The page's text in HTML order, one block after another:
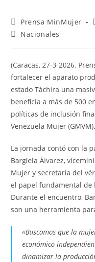
Prensa MinMujer
Nacionales
(Caracas, 27-3-2026.
fortalecer el aparato
estado Táchira una
beneficia a más de 500
políticas de inclusión
Venezuela Mujer (GMVM).
La jornada contó con la
Bargiela Álvarez,
Mujer y secretaria del
el papel fundamental de
Durante el encuentro,
son una herramienta
«Buscamos que la
económico
dinamizar la